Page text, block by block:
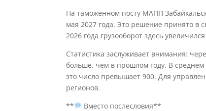
На таможенном посту МАПП
мая 2027 года. Это решение принято в
2026 года грузооборот здесь
Статистика заслуживает внимания:
больше, чем в прошлом году. В
это число превышает 900. Для
регионов.
**
Вместо послесловия**